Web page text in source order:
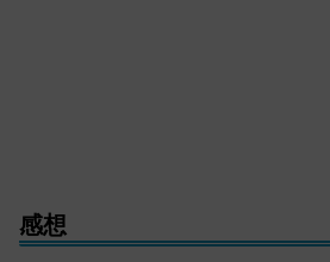
感想